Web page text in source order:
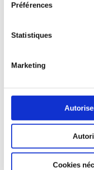
Préférences
Statistiques
Marketing
Cookies
à l’acquisition
dispositifs